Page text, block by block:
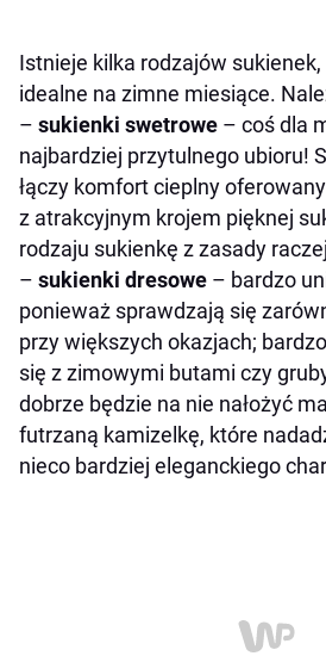
Istnieje kilka rodzajów
idealne na zimne miesiące.
– sukienki swetrowe – coś dla
najbardziej przytulnego ubioru!
łączy komfort cieplny
z atrakcyjnym krojem pięknej
rodzaju sukienkę z zasady
– sukienki dresowe – bardzo
ponieważ sprawdzają się
przy większych okazjach;
się z zimowymi butami czy
dobrze będzie na nie nałożyć
futrzaną kamizelkę, które
nieco bardziej eleganckiego